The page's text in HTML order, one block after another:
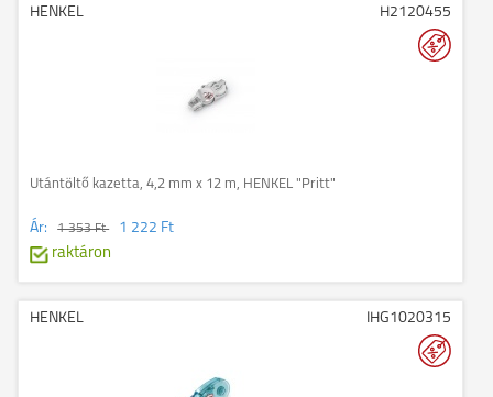
HENKEL H2120455
Utántöltő kazetta, 4,2 mm x 12 m, HENKEL "Pritt"
Ár: 1 353 Ft
1 222 Ft
raktáron
HENKEL IHG1020315